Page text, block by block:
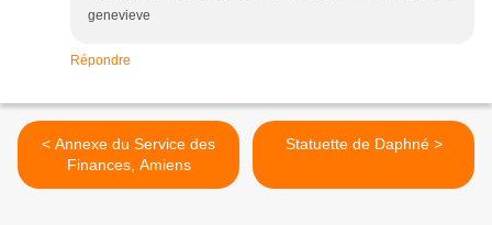
genevieve
Répondre
< Annexe du Service des
Finances, Amiens
Statuette de Daphné >